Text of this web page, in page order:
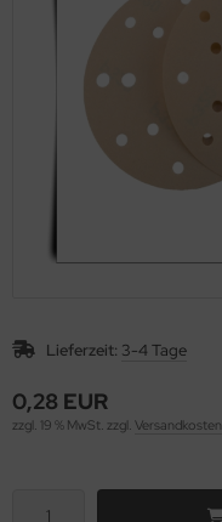
Lieferzeit: 3-4 Tage
0,28 EUR
zzgl. 19 % MwSt. zzgl. Versandkosten